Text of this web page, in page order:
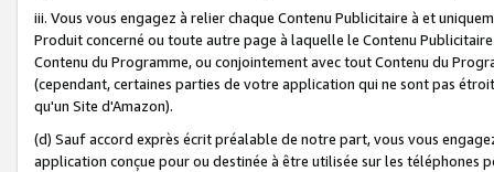
iii. Vous vous engagez à relier chaque Contenu Publicitaire à et
Produit concerné ou toute autre page à laquelle le Contenu
Contenu du Programme, ou conjointement avec tout Contenu du
(cependant, certaines parties de votre application qui ne sont pas
qu'un Site d'Amazon).
(d) Sauf accord exprès écrit préalable de notre part, vous vous
application conçue pour ou destinée à être utilisée sur les téléphones